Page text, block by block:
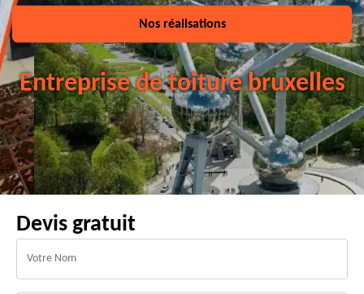
Nos réalisations
Entreprise de toiture bruxelles
Devis gratuit